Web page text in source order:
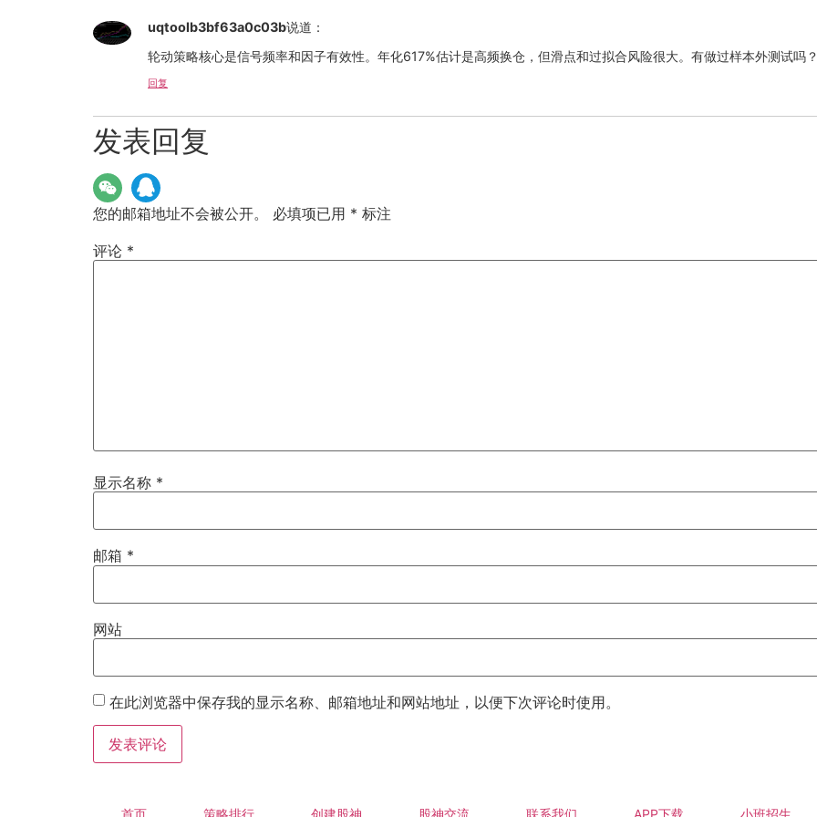
uqtoolb3bf63a0c03b说道：
轮动策略核心是信号频率和因子有效性。年化617%估计是高频换仓，但滑点和过拟合风险很大。有做过样本外测试吗？
回复
发表回复
您的邮箱地址不会被公开。 必填项已用 * 标注
评论 *
显示名称 *
邮箱 *
网站
在此浏览器中保存我的显示名称、邮箱地址和网站地址，以便下次评论时使用。